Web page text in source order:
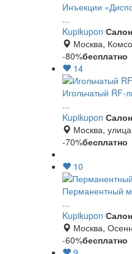
Инъекции
...
Kupikupon
Москва,
-80%бесплатно
14
Игольчатый RF-
...
Kupikupon
Москва,
-70%бесплатно
10
Перманентный
...
Kupikupon
Москва,
-60%бесплатно